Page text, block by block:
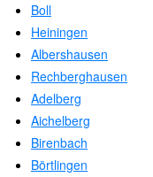
Boll
Heiningen
Albershausen
Rechberghausen
Adelberg
Aichelberg
Birenbach
Börtlingen